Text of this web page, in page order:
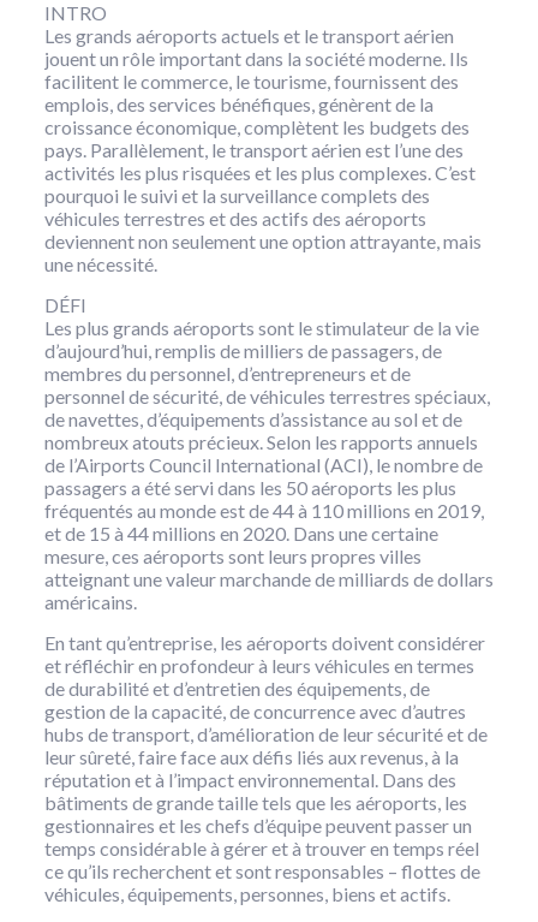
INTRO
Les grands aéroports actuels et le transport aérien
jouent un rôle important dans la société moderne. Ils
facilitent le commerce, le tourisme, fournissent des
emplois, des services bénéfiques, génèrent de la
croissance économique, complètent les budgets des
pays. Parallèlement, le transport aérien est l’une des
activités les plus risquées et les plus complexes. C’est
pourquoi le suivi et la surveillance complets des
véhicules terrestres et des actifs des aéroports
deviennent non seulement une option attrayante, mais
une nécessité.
DÉFI
Les plus grands aéroports sont le stimulateur de la vie
d’aujourd’hui, remplis de milliers de passagers, de
membres du personnel, d’entrepreneurs et de
personnel de sécurité, de véhicules terrestres spéciaux,
de navettes, d’équipements d’assistance au sol et de
nombreux atouts précieux. Selon les rapports annuels
de l’Airports Council International (ACI), le nombre de
passagers a été servi dans les 50 aéroports les plus
fréquentés au monde est de 44 à 110 millions en 2019,
et de 15 à 44 millions en 2020. Dans une certaine
mesure, ces aéroports sont leurs propres villes
atteignant une valeur marchande de milliards de dollars
américains.
En tant qu’entreprise, les aéroports doivent considérer
et réfléchir en profondeur à leurs véhicules en termes
de durabilité et d’entretien des équipements, de
gestion de la capacité, de concurrence avec d’autres
hubs de transport, d’amélioration de leur sécurité et de
leur sûreté, faire face aux défis liés aux revenus, à la
réputation et à l’impact environnemental. Dans des
bâtiments de grande taille tels que les aéroports, les
gestionnaires et les chefs d’équipe peuvent passer un
temps considérable à gérer et à trouver en temps réel
ce qu’ils recherchent et sont responsables – flottes de
véhicules, équipements, personnes, biens et actifs.